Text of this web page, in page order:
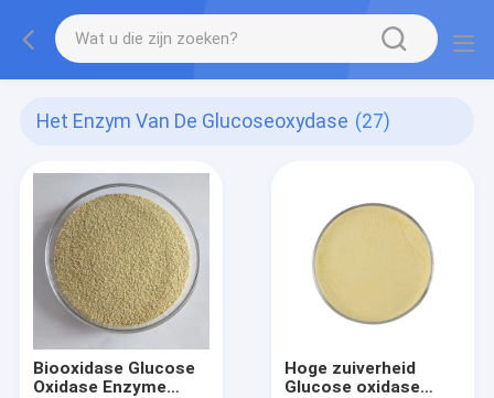
Het Enzym Van De Glucoseoxydase (27)
Biooxidase Glucose
Oxidase Enzyme
Hoge zuiverheid
Glucose oxidase